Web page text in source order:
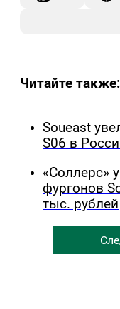
Читайте также:
Soueast
S06 в
«Соллерс»
фургонов
тыс. рублей